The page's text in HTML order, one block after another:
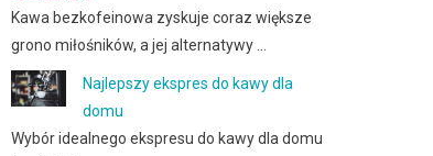
Kawa bezkofeinowa zyskuje coraz większe
grono miłośników, a jej alternatywy …
Najlepszy ekspres do kawy dla
domu
Wybór idealnego ekspresu do kawy dla domu